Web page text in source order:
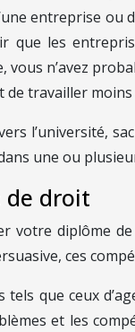
entreprise ou
que les
n’avez
travailler moins
l’université,
une ou
de droit
votre diplôme de
ces
que ceux
et les